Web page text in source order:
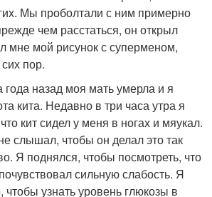
Мы проболтали с ним примерно
чем расстаться, он открыл
мне мой рисунок с суперменом,
пор.
назад моя мать умерла и я
кита. Недавно в три часа утра я
кит сидел у меня в ногах и мяукал.
слышал, чтобы он делал это так
Я поднялся, чтобы посмотреть, что
сильную слабость. Я
чтобы узнать уровень глюкозы в